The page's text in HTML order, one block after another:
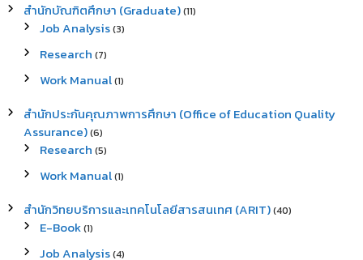
สำนักบัณฑิตศึกษา (Graduate)(11)
Job Analysis(3)
Research (7)
Work Manual(1)
สำนักประกันคุณภาพการศึกษา (Office of Education Quality
Assurance)(6)
Research (5)
Work Manual(1)
สำนักวิทยบริการและเทคโนโลยีสารสนเทศ (ARIT)(40)
E-Book(1)
Job Analysis(4)